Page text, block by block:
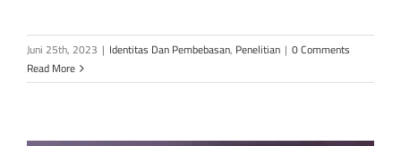
Juni 25th, 2023 | Identitas Dan Pembebasan, Penelitian | 0 Comments
Read More